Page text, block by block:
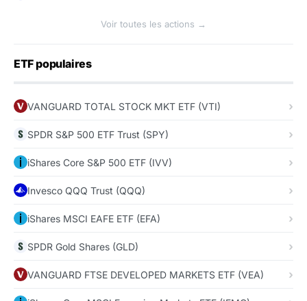
Voir toutes les actions →
ETF populaires
VANGUARD TOTAL STOCK MKT ETF (VTI)
SPDR S&P 500 ETF Trust (SPY)
iShares Core S&P 500 ETF (IVV)
Invesco QQQ Trust (QQQ)
iShares MSCI EAFE ETF (EFA)
SPDR Gold Shares (GLD)
VANGUARD FTSE DEVELOPED MARKETS ETF (VEA)